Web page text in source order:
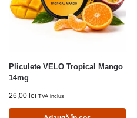
Pliculete VELO Tropical Mango
14mg
26,00 lei TVA inclus